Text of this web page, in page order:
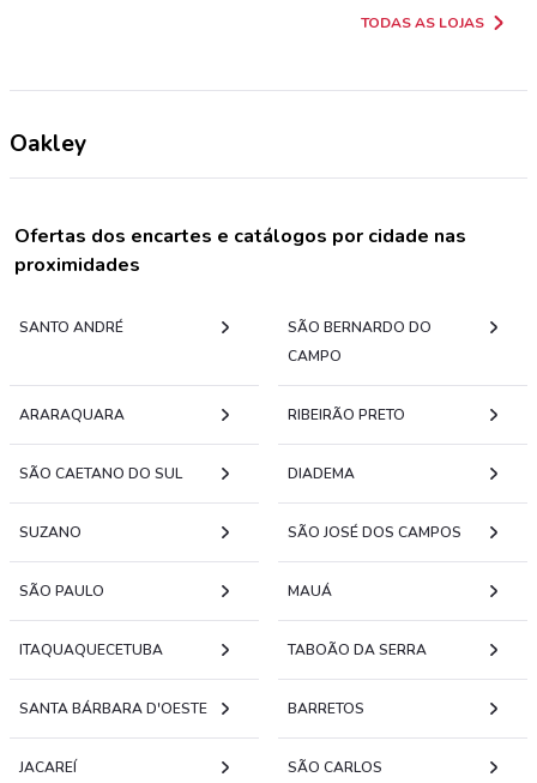
TODAS AS LOJAS
Oakley
Ofertas dos encartes e catálogos por cidade nas
proximidades
SANTO ANDRÉ
SÃO BERNARDO DO
CAMPO
ARARAQUARA RIBEIRÃO PRETO
SÃO CAETANO DO SUL DIADEMA
SUZANO SÃO JOSÉ DOS CAMPOS
SÃO PAULO MAUÁ
ITAQUAQUECETUBA TABOÃO DA SERRA
SANTA BÁRBARA D'OESTE BARRETOS
JACAREÍ SÃO CARLOS